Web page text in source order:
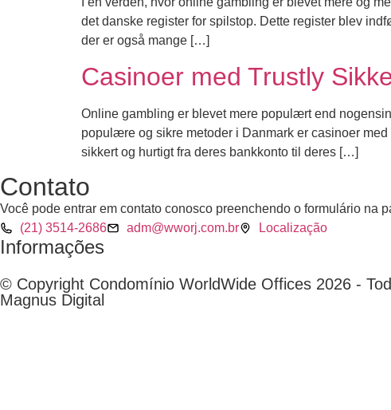
det danske register for spilstop. Dette register blev
der er også mange […]
Casinoer med Trustly
Online gambling er blevet mere populært end
populære og sikre metoder i Danmark er casinoer
sikkert og hurtigt fra deres bankkonto til deres […]
Contato
Você pode entrar em contato conosco preenchendo o formulário na
(21) 3514-2686
adm@wworj.com.br Localização
Informações
© Copyright Condomínio WorldWide Offices 2026 -
Magnus Digital